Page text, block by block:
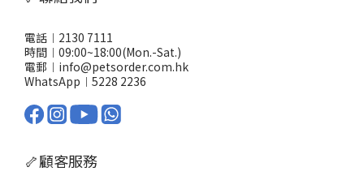
電話︱2130 7111
時間︱09:00~18:00(Mon.-Sat.)
電郵︱info@petsorder.com.hk
WhatsApp︱ 5228 2236
🦴顧客服務